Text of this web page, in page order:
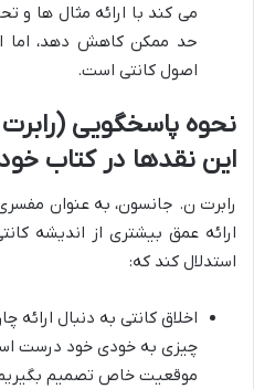
می کند با ارائه مثال ها و
حد ممکن کاهش دهد، اما
اصول کانتی است.
نحوه پاسخگویی
این نقدها در کتاب
رابرت ن. جانسون، به عنوان
ارائه عمق بیشتری از اندیشه
استدلال کند که:
اخلاق کانتی به دنبال
چیزی به خودی خود درست
موقعیت خاص تصمیم